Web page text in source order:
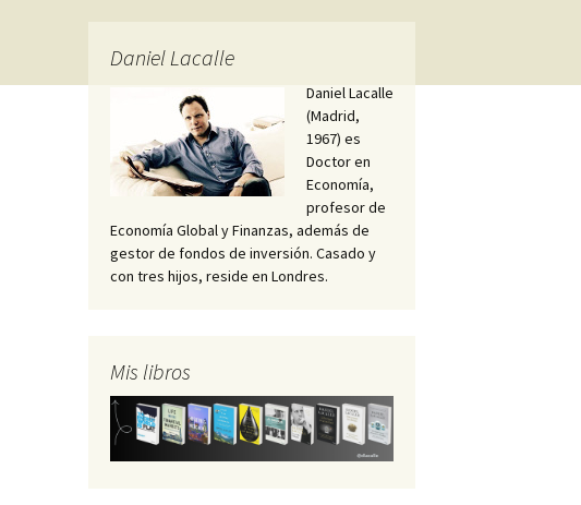
Daniel Lacalle
Daniel Lacalle
(Madrid,
1967) es
Doctor en
Economía,
profesor de
Economía Global y Finanzas, además de
gestor de fondos de inversión. Casado y
con tres hijos, reside en Londres.
Mis libros